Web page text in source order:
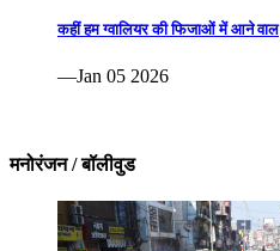
कहीं हम ग्वालियर की फिजाओं में आने वाल
—Jan 05 2026
मनोरंजन / बॉलीवुड